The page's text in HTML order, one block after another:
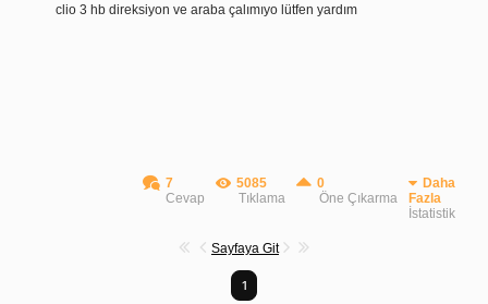
clio 3 hb direksiyon ve araba çalımıyo lütfen yardım
7
Cevap
5085
Tıklama
0
Öne Çıkarma
Daha
Fazla
İstatistik
Sayfaya Git
1